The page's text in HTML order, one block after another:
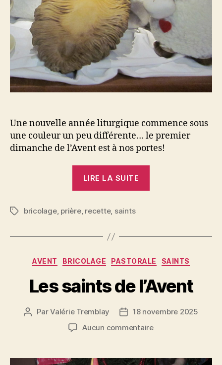
Une nouvelle année liturgique commence sous
une couleur un peu différente… le premier
dimanche de l’Avent est à nos portes!
LIRE LA SUITE
Étiquettes
bricolage, prière, recette, saints
Catégories
AVENT BRICOLAGE PASTORALE SAINTS
Les saints de l’Avent
Auteur
ParValérie Tremblay
Date18 novembre 2025
Aucun commentairesur
de